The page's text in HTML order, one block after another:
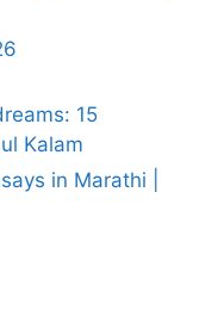
15
Kalam
in Marathi |